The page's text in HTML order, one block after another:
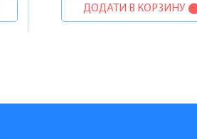
ДОДАТИ В КОРЗИНУ